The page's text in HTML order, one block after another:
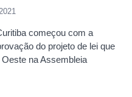
começou com a
do projeto de lei que
na Assembleia